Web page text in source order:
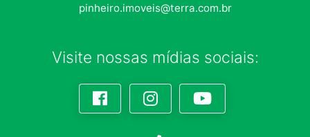
pinheiro.imoveis@terra.com.br
Visite nossas mídias sociais: